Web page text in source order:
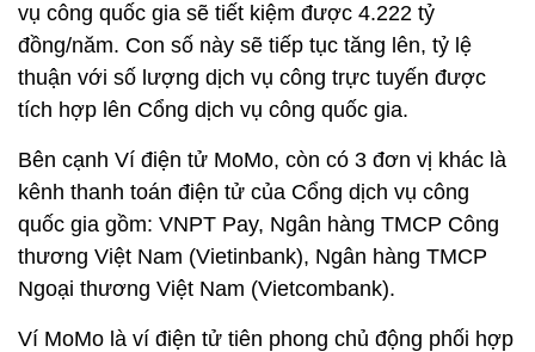
vụ công quốc gia sẽ tiết kiệm được 4.222 tỷ
đồng/năm. Con số này sẽ tiếp tục tăng lên, tỷ lệ
thuận với số lượng dịch vụ công trực tuyến được
tích hợp lên Cổng dịch vụ công quốc gia.
Bên cạnh Ví điện tử MoMo, còn có 3 đơn vị khác là
kênh thanh toán điện tử của Cổng dịch vụ công
quốc gia gồm: VNPT Pay, Ngân hàng TMCP Công
thương Việt Nam (Vietinbank), Ngân hàng TMCP
Ngoại thương Việt Nam (Vietcombank).
Ví MoMo là ví điện tử tiên phong chủ động phối hợp